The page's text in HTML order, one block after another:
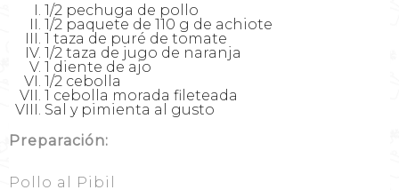
1/2 pechuga de pollo
1/2 paquete de 110 g de achiote
1 taza de puré de tomate
1/2 taza de jugo de naranja
1 diente de ajo
1/2 cebolla
1 cebolla morada fileteada
Sal y pimienta al gusto
Preparación:
Pollo al Pibil